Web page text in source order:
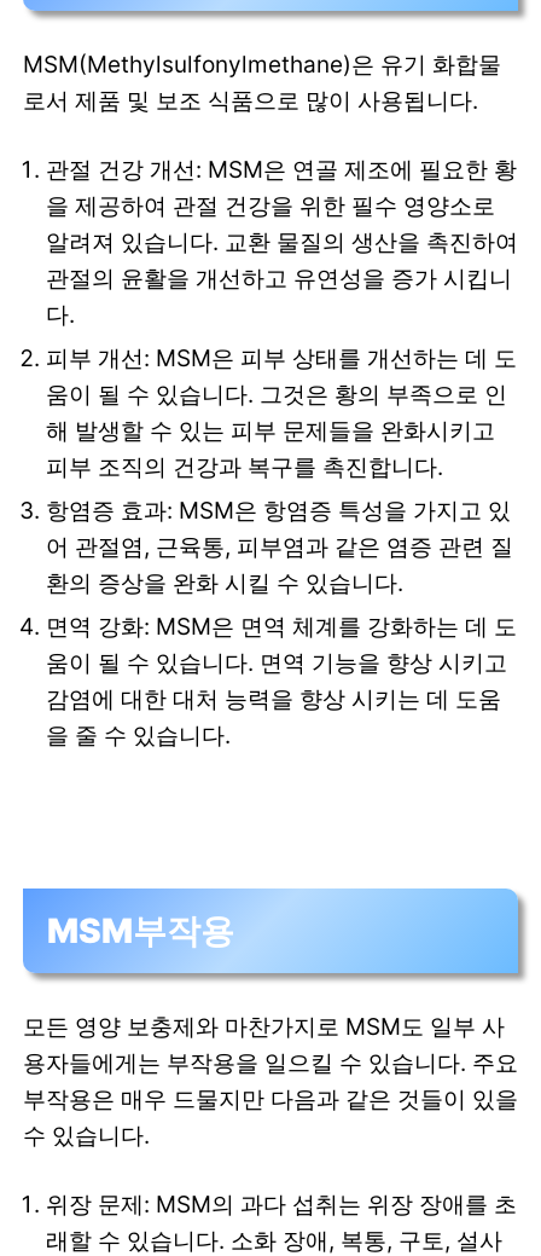
MSM(Methylsulfonylmethane)은 유기 화합물
로서 제품 및 보조 식품으로 많이 사용됩니다.
관절 건강 개선: MSM은 연골 제조에 필요한 황
을 제공하여 관절 건강을 위한 필수 영양소로
알려져 있습니다. 교환 물질의 생산을 촉진하여
관절의 윤활을 개선하고 유연성을 증가 시킵니
다.
피부 개선: MSM은 피부 상태를 개선하는 데 도
움이 될 수 있습니다. 그것은 황의 부족으로 인
해 발생할 수 있는 피부 문제들을 완화시키고
피부 조직의 건강과 복구를 촉진합니다.
항염증 효과: MSM은 항염증 특성을 가지고 있
어 관절염, 근육통, 피부염과 같은 염증 관련 질
환의 증상을 완화 시킬 수 있습니다.
면역 강화: MSM은 면역 체계를 강화하는 데 도
움이 될 수 있습니다. 면역 기능을 향상 시키고
감염에 대한 대처 능력을 향상 시키는 데 도움
을 줄 수 있습니다.
MSM부작용
모든 영양 보충제와 마찬가지로 MSM도 일부 사
용자들에게는 부작용을 일으킬 수 있습니다. 주요
부작용은 매우 드물지만 다음과 같은 것들이 있을
수 있습니다.
위장 문제: MSM의 과다 섭취는 위장 장애를 초
래할 수 있습니다. 소화 장애, 복통, 구토, 설사